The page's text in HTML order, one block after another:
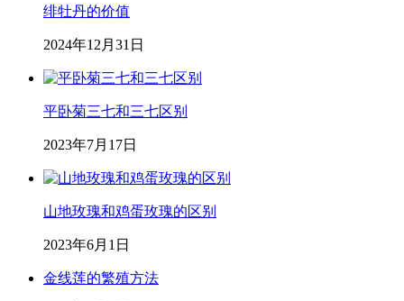
绯牡丹的价值
2024年12月31日
平卧菊三七和三七区别
2023年7月17日
山地玫瑰和鸡蛋玫瑰的区别
2023年6月1日
金线莲的繁殖方法